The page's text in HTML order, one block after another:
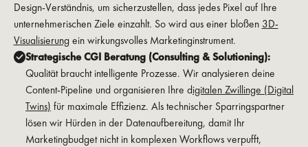
Design-Verständnis, um sicherzustellen, dass jedes Pixel auf Ihre
unternehmerischen Ziele einzahlt. So wird aus einer bloßen 3D-
Visualisierungein wirkungsvolles Marketinginstrument.
Strategische CGI Beratung (Consulting & Solutioning):
Qualität braucht intelligente Prozesse. Wir analysieren deine
Content-Pipeline und organisieren Ihre digitalen Zwillinge (Digital
Twins) für maximale Effizienz. Als technischer Sparringspartner
lösen wir Hürden in der Datenaufbereitung, damit Ihr
Marketingbudget nicht in komplexen Workflows verpufft,